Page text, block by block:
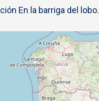
En la barriga del lobo.